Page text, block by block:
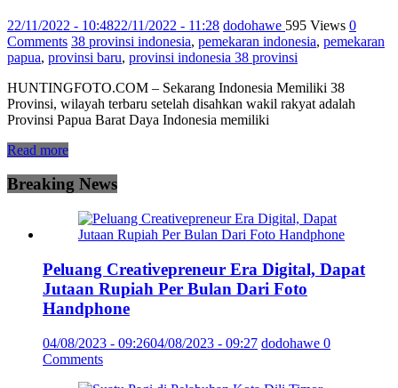
22/11/2022 - 10:4822/11/2022 - 11:28 dodohawe 595 Views 0
Comments 38 provinsi indonesia, pemekaran indonesia, pemekaran
papua, provinsi baru, provinsi indonesia 38 provinsi
HUNTINGFOTO.COM – Sekarang Indonesia Memiliki 38
Provinsi, wilayah terbaru setelah disahkan wakil rakyat adalah
Provinsi Papua Barat Daya Indonesia memiliki
Read more
Breaking News
Peluang Creativepreneur Era Digital, Dapat
Jutaan Rupiah Per Bulan Dari Foto
Handphone
04/08/2023 - 09:2604/08/2023 - 09:27 dodohawe 0
Comments